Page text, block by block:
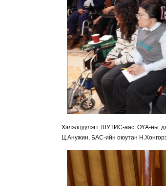
Хэлэлцүүлэгт ШУТИС-аас ОҮА-ны
Ц.Анужин, БАС-ийн оюутан